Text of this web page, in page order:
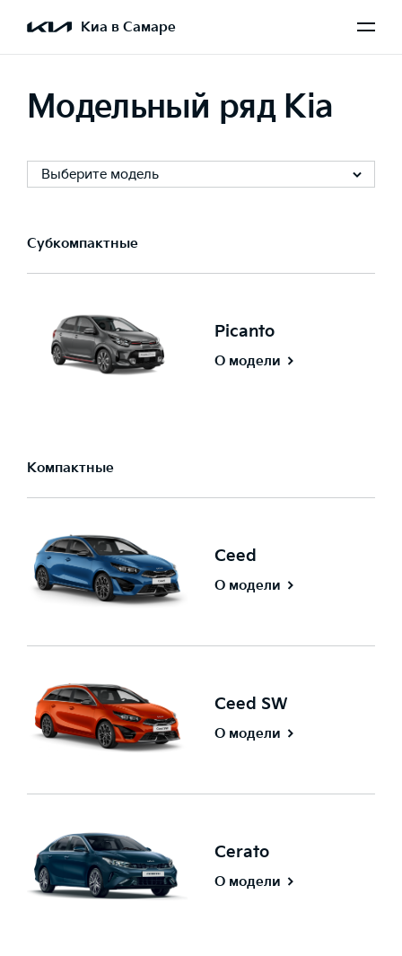
Киа в Самаре
Модельный ряд Kia
Выберите модель
Субкомпактные
Picanto
О модели
Компактные
Ceed
О модели
Ceed SW
О модели
Cerato
О модели